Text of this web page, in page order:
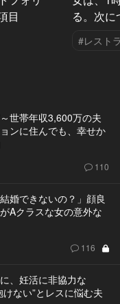
目
る。次に
#レスト
世帯年収3,600万の夫
ンに住んでも、幸せか
110
婚できないの？」顔良
Aクラスな女の意外な
116
、妊活に非協力な
ない”とレスに悩む夫